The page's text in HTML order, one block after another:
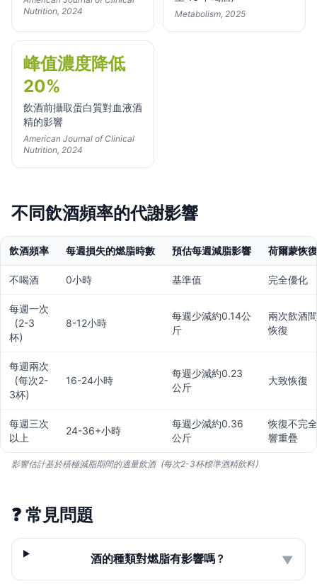
Nutrition, 2024
Metabolism, 2025
峰值濃度降低
20%
飲酒前攝取蛋白質對血液酒
精的影響
American Journal of Clinical
Nutrition, 2024
不同飲酒頻率的代謝影響
飲酒頻率 每週損失的燃脂時數 預估每週減脂影響 荷爾蒙恢
不喝酒 0小時 基準值 完全優化
每週一次
（2-3
杯）
8-12小時
每週少減約0.14公
斤
兩次飲酒
恢復
每週兩次
（每次2-
3杯）
16-24小時
每週少減約0.23
公斤
大致恢復
每週三次
以上
24-36+小時
每週少減約0.36
公斤
恢復不完
響重疊
影響估計基於積極減脂期間的適量飲酒（每次2-3杯標準酒精飲料）
❓ 常見問題
酒的種類對燃脂有影響嗎？ ▼